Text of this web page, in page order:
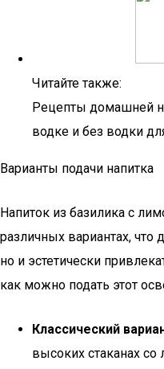
Читайте также:
Рецепты домашней
водке и без водки
Варианты подачи напитка
Напиток из базилика с
различных вариантах, что
но и эстетически
как можно подать этот
Классический
высоких стаканах со